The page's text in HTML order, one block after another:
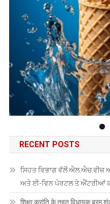
RECENT POSTS
ਸਿਹਤ ਵਿਭਾਗ ਵੱਲੋਂ
ਅਤੇ ਈ-ਵਿਨ ਪੋਰਟਲ ਤੇ ਐਂਟਰੀਆਂ
शिक्षा क्रांति के तहत विधायक ब्रम